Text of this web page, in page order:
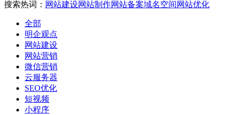
搜索热词： 网站建设网站制作网站备案域名空间 网站优化
全部
明企观点
网站建设
网站营销
微信营销
云服务器
SEO优化
短视频
小程序